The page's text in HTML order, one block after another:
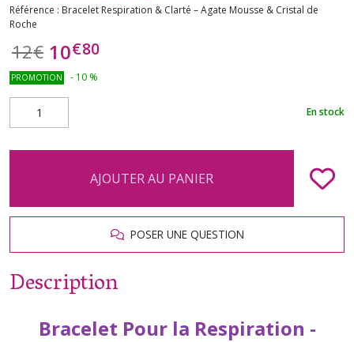
Référence : Bracelet Respiration & Clarté – Agate Mousse & Cristal de
Roche
12€ 10€80
PROMOTION - 10 %
En stock
AJOUTER AU PANIER
POSER UNE QUESTION
Description
Bracelet Pour la Respiration -